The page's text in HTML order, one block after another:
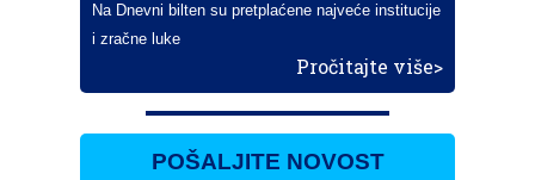
Na Dnevni bilten su pretplaćene najveće institucije
i zračne luke
Pročitajte više>
POŠALJITE NOVOST